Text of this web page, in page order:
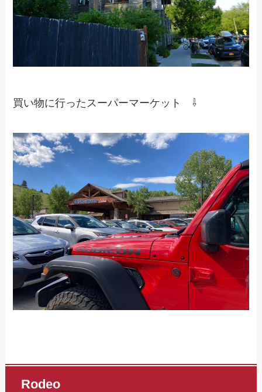
買い物に行ったスーパーマーケット ⇩
Rodeo